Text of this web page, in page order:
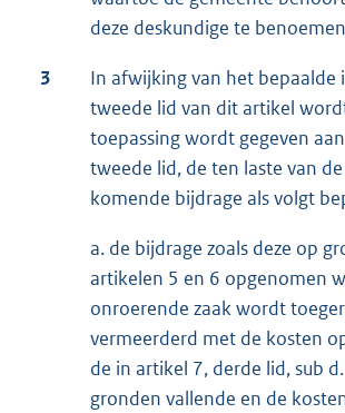
deze deskundige te
3
In afwijking van het bepaalde
tweede lid van dit artikel
toepassing wordt gegeven
tweede lid, de ten laste van
komende bijdrage als volgt
a. de bijdrage zoals deze op
artikelen 5 en 6 opgenomen
onroerende zaak wordt
vermeerderd met de kosten
de in artikel 7, derde lid, sub
gronden vallende en de